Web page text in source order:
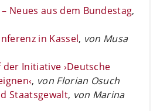
Neues aus dem Bundestag,
in Kassel, von Musa
Initiative ›Deutsche
, von Florian Osuch
Staatsgewalt, von Marina